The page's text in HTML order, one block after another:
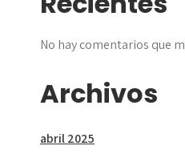
No hay comentarios que
Archivos
abril 2025